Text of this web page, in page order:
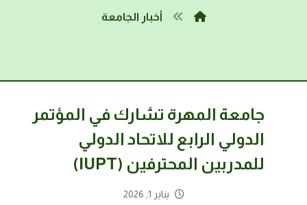
أخبار الجامعة
جامعة المهرة تشارك في المؤتمر
الدولي الرابع للاتحاد الدولي
للمدربين المحترفين (IUPT)
يناير 1, 2026